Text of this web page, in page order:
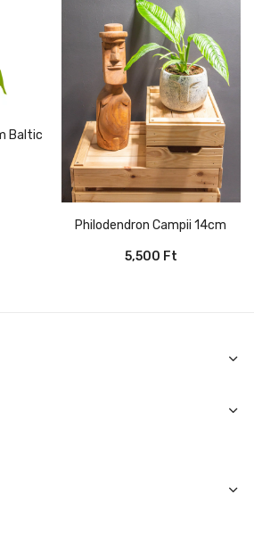
Philodendron Campii 14cm
5,500 Ft